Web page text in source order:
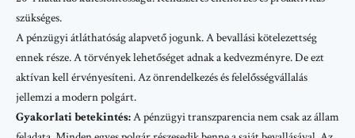
szükséges.
A pénzügyi átláthatóság alapvető jogunk. A bevallási kötelezettség
ennek része. A törvények lehetőséget adnak a kedvezményre. De ezt
aktívan kell érvényesíteni. Az önrendelkezés és felelősségvállalás
jellemzi a modern polgárt.
Gyakorlati betekintés:A pénzügyi transzparencia nem csak az állam